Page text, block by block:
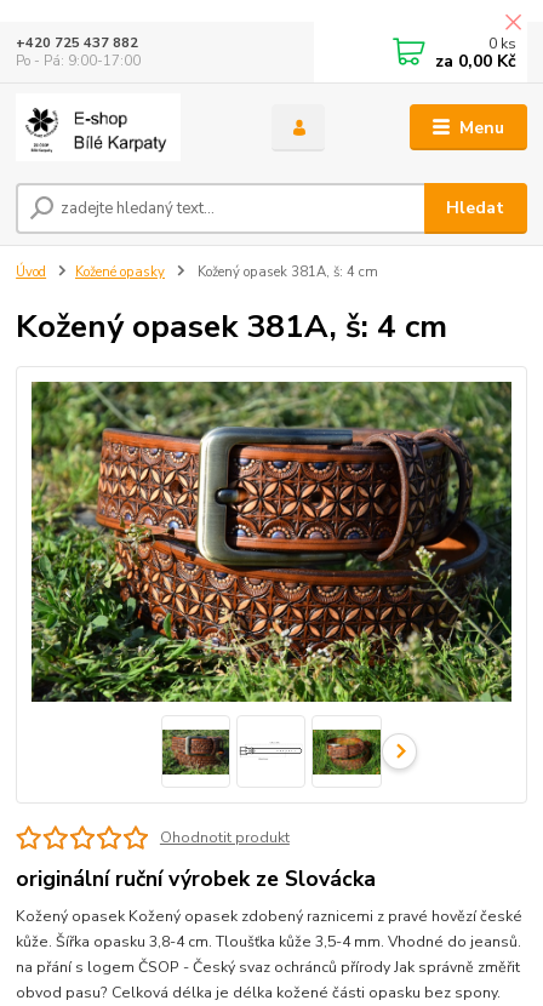
Menu
Hledat
+420 725 437 882
Po - Pá: 9:00-17:00
0 ks
za 0,00 Kč
Úvod Kožené opasky Kožený opasek 381A, š: 4 cm
Kožený opasek 381A, š: 4 cm
Ohodnotit produkt
originální ruční výrobek ze Slovácka
Kožený opasek Kožený opasek zdobený raznicemi z pravé hovězí české
kůže. Šířka opasku 3,8-4 cm. Tloušťka kůže 3,5-4 mm. Vhodné do jeansů.
na přání s logem ČSOP - Český svaz ochránců přírody Jak správně změřit
obvod pasu? Celková délka je délka kožené části opasku bez spony.